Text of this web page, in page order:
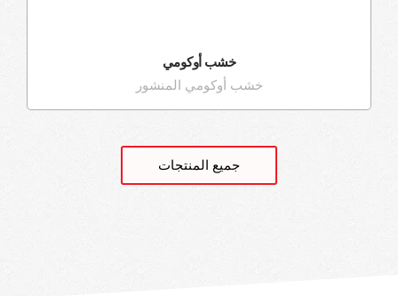
خشب أوكومي المنشور
خشب أوكومي
جميع المنتجات